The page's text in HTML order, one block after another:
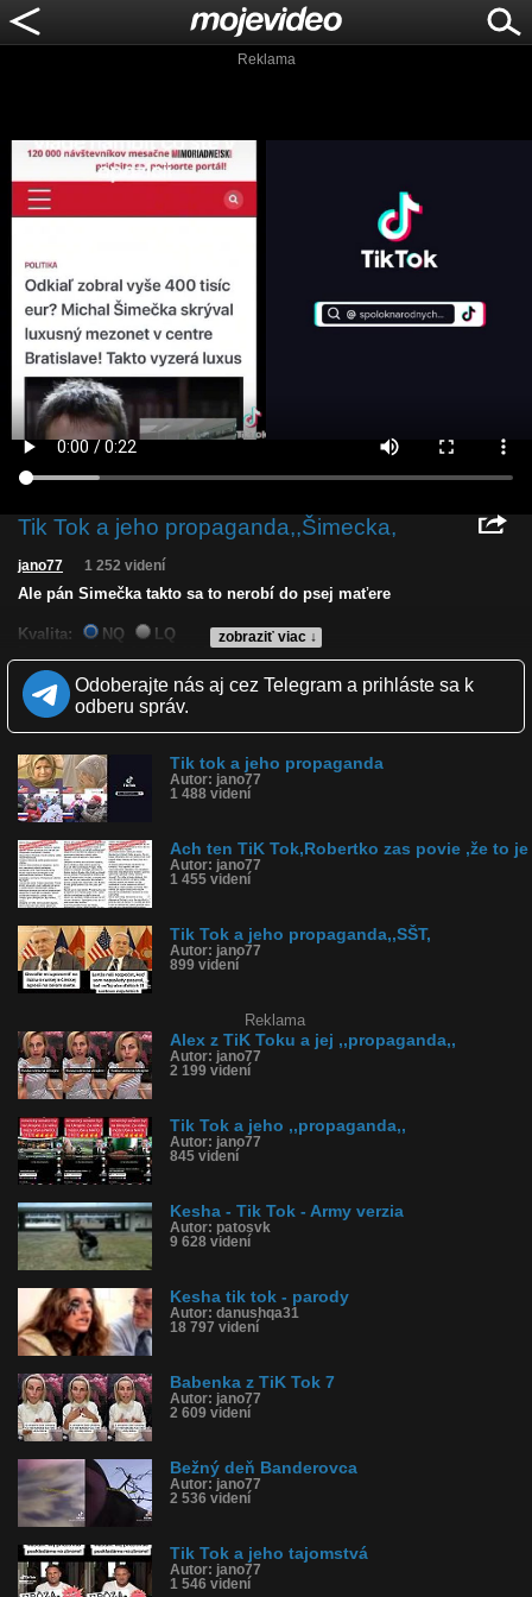
Reklama
Tik Tok a jeho propaganda,,Šimecka,
zobraziť viac ↓
jano77 1 252 videní
Ale pán Simečka takto sa to nerobí do psej maťere
Kvalita: NQ
LQ
Zverejnené: 14.1.2024 19:05
Páči sa: 40% (5 hlasov)
Obľúbené: 0
Komentárov: 0
Dľžka: 0:22
Tagy: mezonet, šimečka
História sledovanosti videa:
Odoberajte nás aj cez Telegram a prihláste sa k
odberu správ.
Tik tok a jeho propaganda
Autor: jano77
1 488 videní
Ach ten TiK Tok,Robertko zas povie ,že to je
Autor: jano77
1 455 videní
Tik Tok a jeho propaganda,,SŠT,
Autor: jano77
899 videní
Reklama
Alex z TiK Toku a jej ,,propaganda,,
Autor: jano77
2 199 videní
Tik Tok a jeho ,,propaganda,,
Autor: jano77
845 videní
Kesha - Tik Tok - Army verzia
Autor: patosvk
9 628 videní
Kesha tik tok - parody
Autor: danushqa31
18 797 videní
Babenka z TiK Tok 7
Autor: jano77
2 609 videní
Bežný deň Banderovca
Autor: jano77
2 536 videní
Tik Tok a jeho tajomstvá
Autor: jano77
1 546 videní